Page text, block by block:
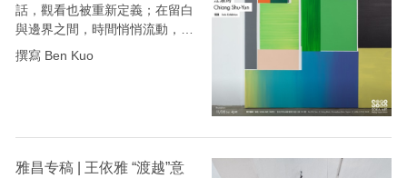
話，觀看也被重新定義；在留白
與邊界之間，時間悄悄流動，潛
藏的視域被喚醒。江淑筠讓繪畫
撰寫 Ben Kuo
雅昌专稿 | 王依雅 “渡越”意